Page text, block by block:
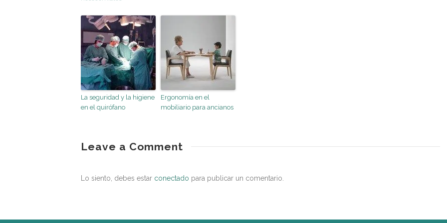
La seguridad y la higiene
en el quirófano
Ergonomía en el
mobiliario para ancianos
saludable
filosofía
Leave a Comment
Lo siento, debes estar conectado para publicar un comentario.